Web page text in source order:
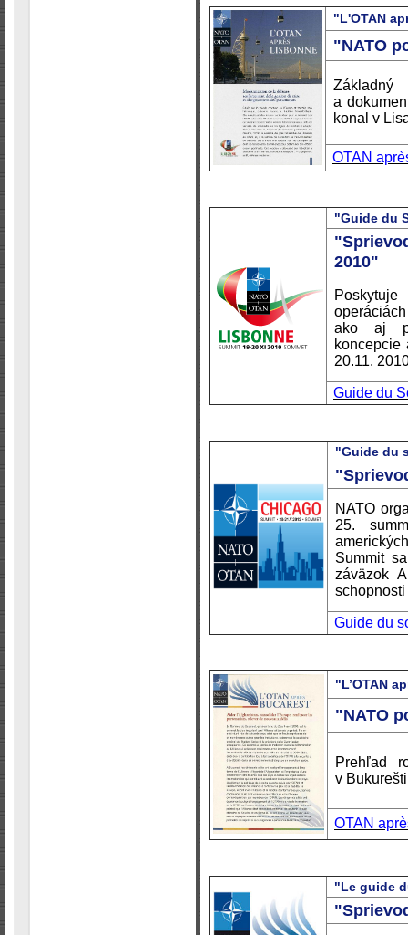
"L'OTAN
"NATO
a
konal v
OTAN
"Guide du
2010"
ako aj
koncepcie
20.11.
Guide du
"Guide du
NATO
25.
Summit
záväzok
Guide du
"L’OTAN
"NATO
Prehľad
v
OTAN
"Le guide